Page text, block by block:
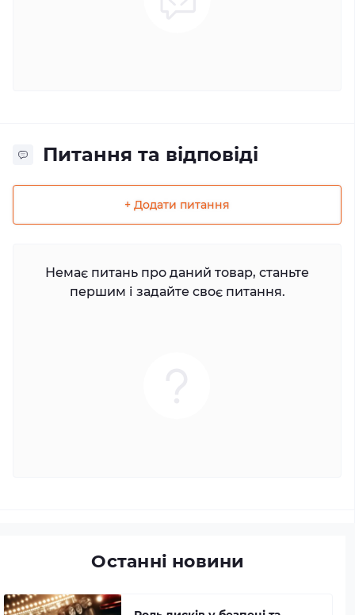
Питання та відповіді
+ Додати питання
Немає питань про даний товар, станьте
першим і задайте своє питання.
Останні новини